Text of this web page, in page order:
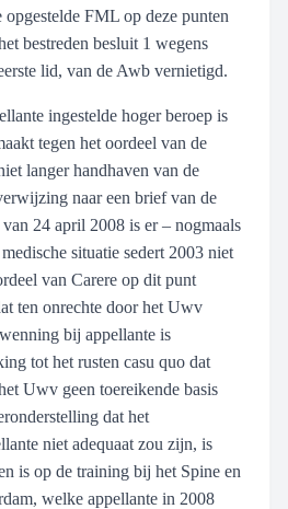
opgestelde FML op deze punten
bestreden besluit 1 wegens
lid, van de Awb vernietigd.
ingestelde hoger beroep is
tegen het oordeel van de
langer handhaven van de
naar een brief van de
24 april 2008 is er – nogmaals
situatie sedert 2003 niet
van Carere op dit punt
ten onrechte door het Uwv
bij appellante is
tot het rusten casu quo dat
Uwv geen toereikende basis
dat het
niet adequaat zou zijn, is
is op de training bij het Spine en
welke appellante in 2008